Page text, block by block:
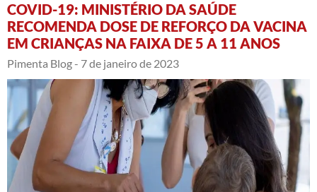
COVID-19: MINISTÉRIO DA SAÚDE
RECOMENDA DOSE DE REFORÇO DA VACINA
EM CRIANÇAS NA FAIXA DE 5 A 11 ANOS
Pimenta Blog - 7 de janeiro de 2023